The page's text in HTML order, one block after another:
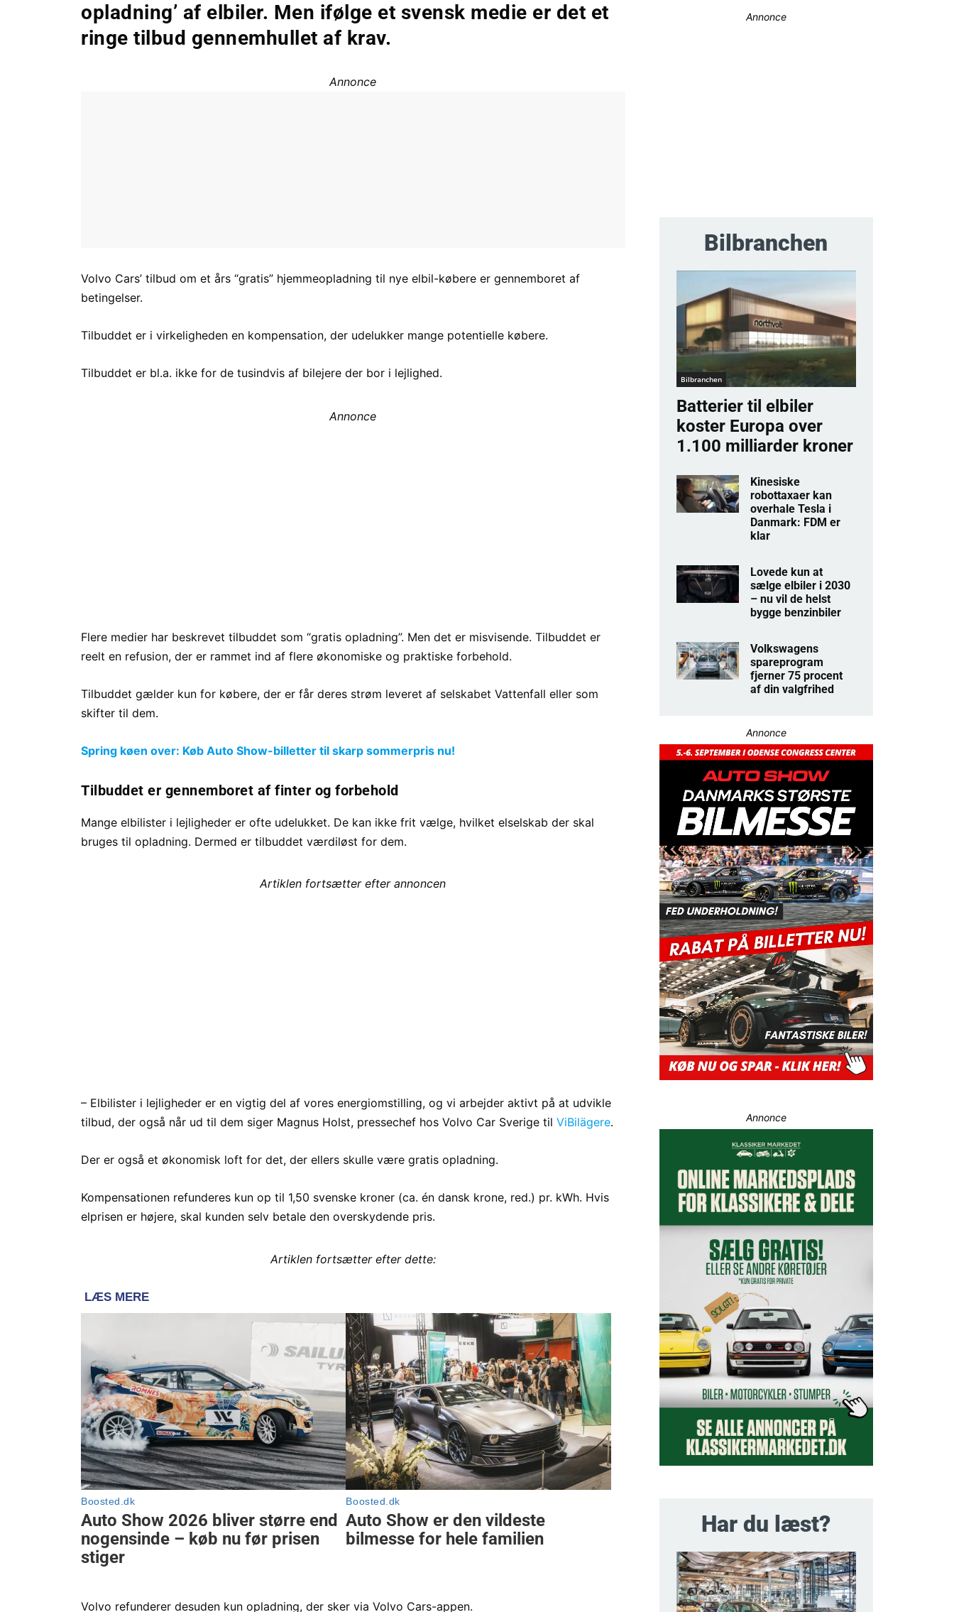
opladning’ af elbiler. Men ifølge et svensk medie er det et
ringe tilbud gennemhullet af krav.
Annonce
Volvo Cars’ tilbud om et års “gratis” hjemmeopladning til nye elbil-købere er gennemboret af
betingelser.
Tilbuddet er i virkeligheden en kompensation, der udelukker mange potentielle købere.
Tilbuddet er bl.a. ikke for de tusindvis af bilejere der bor i lejlighed.
Annonce
Flere medier har beskrevet tilbuddet som “gratis opladning”. Men det er misvisende. Tilbuddet er
reelt en refusion, der er rammet ind af flere økonomiske og praktiske forbehold.
Tilbuddet gælder kun for købere, der er får deres strøm leveret af selskabet Vattenfall eller som
skifter til dem.
Spring køen over: Køb Auto Show-billetter til skarp sommerpris nu!
Tilbuddet er gennemboret af finter og forbehold
Mange elbilister i lejligheder er ofte udelukket. De kan ikke frit vælge, hvilket elselskab der skal
bruges til opladning. Dermed er tilbuddet værdiløst for dem.
Artiklen fortsætter efter annoncen
– Elbilister i lejligheder er en vigtig del af vores energiomstilling, og vi arbejder aktivt på at udvikle
tilbud, der også når ud til dem siger Magnus Holst, pressechef hos Volvo Car Sverige til ViBilägere.
Der er også et økonomisk loft for det, der ellers skulle være gratis opladning.
Kompensationen refunderes kun op til 1,50 svenske kroner (ca. én dansk krone, red.) pr. kWh. Hvis
elprisen er højere, skal kunden selv betale den overskydende pris.
Artiklen fortsætter efter dette:
Volvo refunderer desuden kun opladning, der sker via Volvo Cars-appen.
Annonce
Bilbranchen
Bilbranchen
Batterier til elbiler
koster Europa over
1.100 milliarder kroner
Kinesiske
robottaxaer kan
overhale Tesla i
Danmark: FDM er
klar
Lovede kun at
sælge elbiler i 2030
– nu vil de helst
bygge benzinbiler
Volkswagens
spareprogram
fjerner 75 procent
af din valgfrihed
Annonce
Annonce
Har du læst?